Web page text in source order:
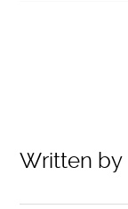
Written by